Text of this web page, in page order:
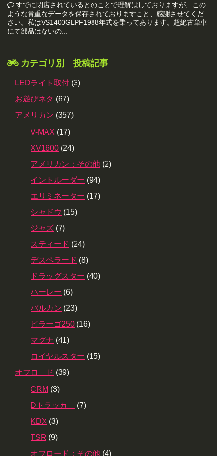
すでに閉店されているとのことで理解はしておりますが、この
ような貴重なデータを保存されておりますこと、感謝させてくだ
さい。私はVS1400GLPF1988年式を乗ってあります。超絶古単車
にて部品はないの...
カテゴリ別 投稿記事
LEDライト取付 (3)
お遊びネタ (67)
アメリカン (357)
V-MAX (17)
XV1600 (24)
アメリカン：その他 (2)
イントルーダー (94)
エリミネーター (17)
シャドウ (15)
ジャズ (7)
スティード (24)
デスペラード (8)
ドラッグスター (40)
ハーレー (6)
バルカン (23)
ビラーゴ250 (16)
マグナ (41)
ロイヤルスター (15)
オフロード (39)
CRM (3)
Dトラッカー (7)
KDX (3)
TSR (9)
オフロード：その他 (4)